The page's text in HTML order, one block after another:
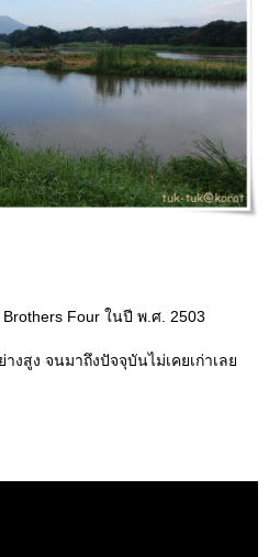
Brothers Four ในปี พ.ศ. 2503
งสูง จนมาถึงปัจจุบันไม่เคยเก่าเล